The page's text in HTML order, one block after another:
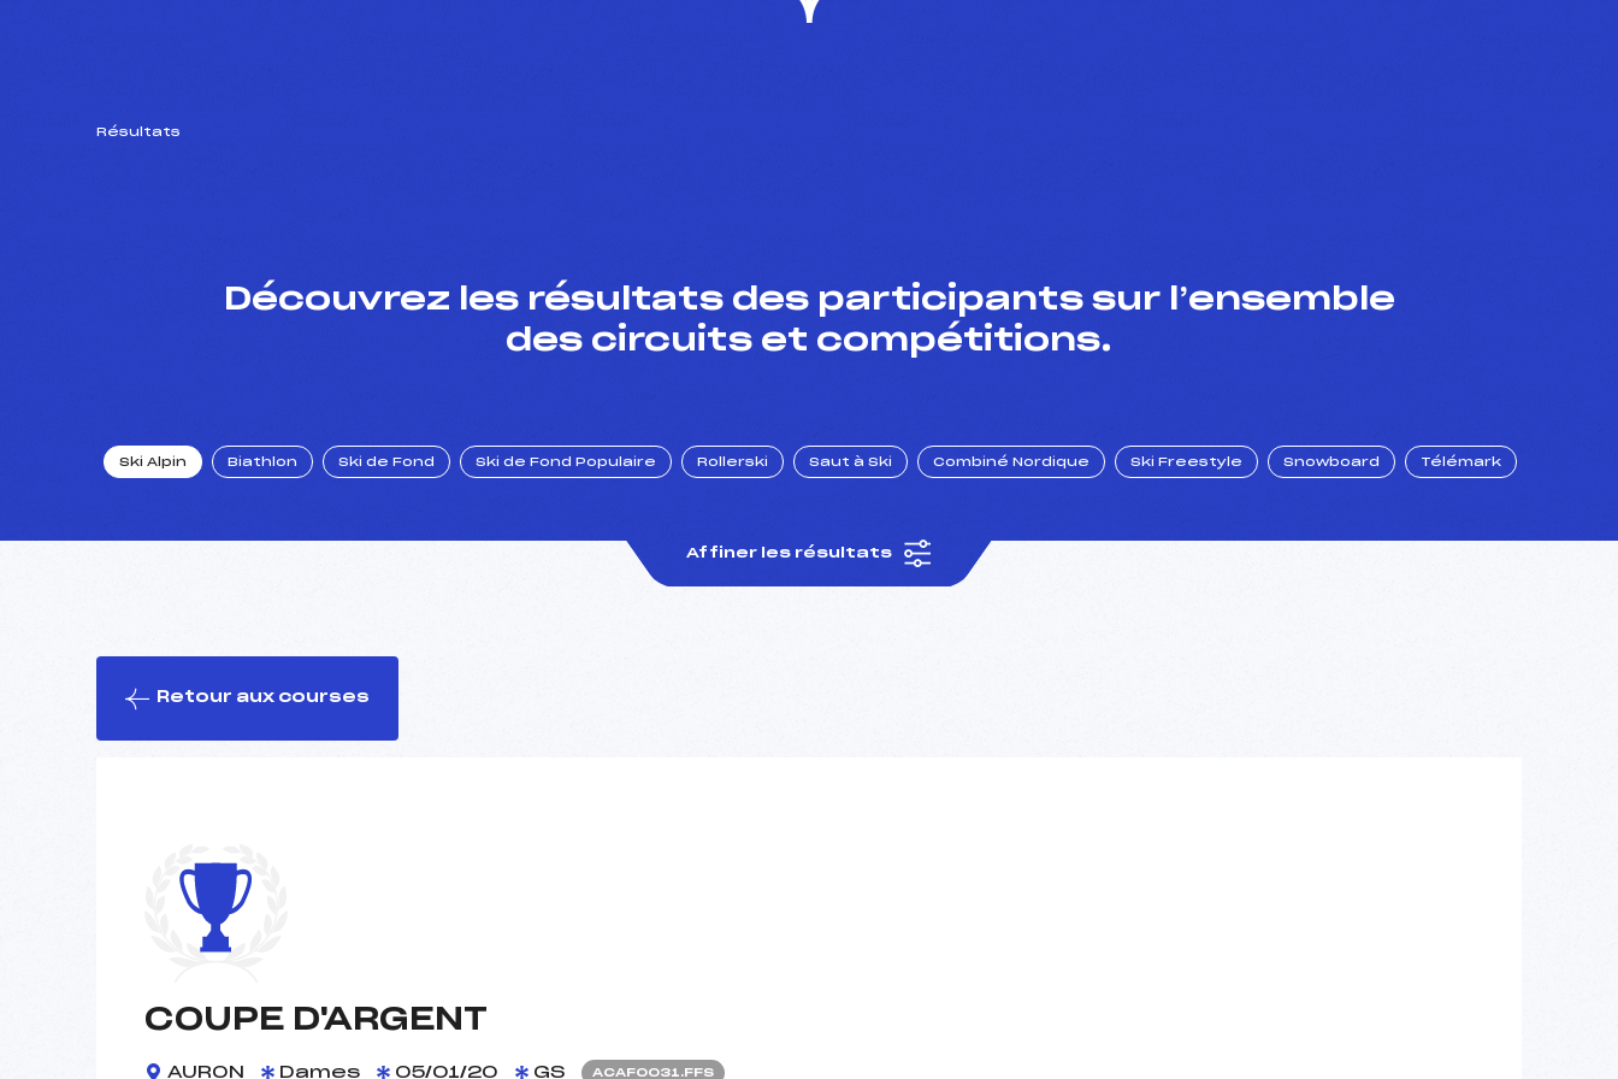
Résultats
Découvrez les résultats des participants sur l’ensemble
des circuits et compétitions.
Ski Alpin Biathlon Ski de Fond Ski de Fond Populaire Rollerski Saut à Ski Combiné Nordique Ski Freestyle Snowboard Télémark
Affiner les résultats
Retour aux courses
COUPE D'ARGENT
AURON Dames 05/01/20 GS ACAF0031.FFS